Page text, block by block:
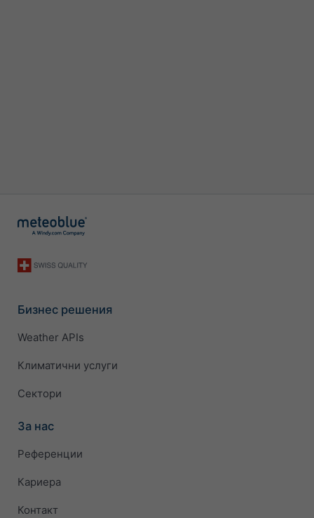
Бизнес решения
Weather APIs
Климатични услуги
Сектори
За нас
Референции
Кариера
Контакт